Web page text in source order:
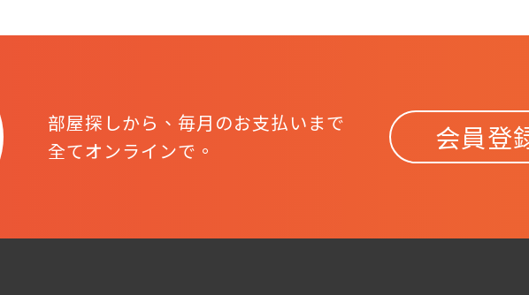
部屋探しから、毎月のお支払いまで
全てオンラインで。
会員登